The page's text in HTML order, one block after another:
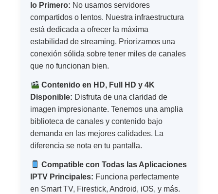
lo Primero: No usamos servidores
compartidos o lentos. Nuestra infraestructura
está dedicada a ofrecer la máxima
estabilidad de streaming. Priorizamos una
conexión sólida sobre tener miles de canales
que no funcionan bien.
Contenido en HD, Full HD y 4K
Disponible: Disfruta de una claridad de
imagen impresionante. Tenemos una amplia
biblioteca de canales y contenido bajo
demanda en las mejores calidades. La
diferencia se nota en tu pantalla.
Compatible con Todas las Aplicaciones
IPTV Principales: Funciona perfectamente
en Smart TV, Firestick, Android, iOS, y más.